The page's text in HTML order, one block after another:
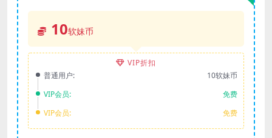
10软妹币
VIP折扣
普通用户:
10软妹币
VIP会员:
免费
VIP会员:
免费